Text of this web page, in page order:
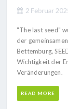
2 Februar
"The last seed"
der
Bettemburg,
Wichtigkeit der
Veränderungen.
READ MORE